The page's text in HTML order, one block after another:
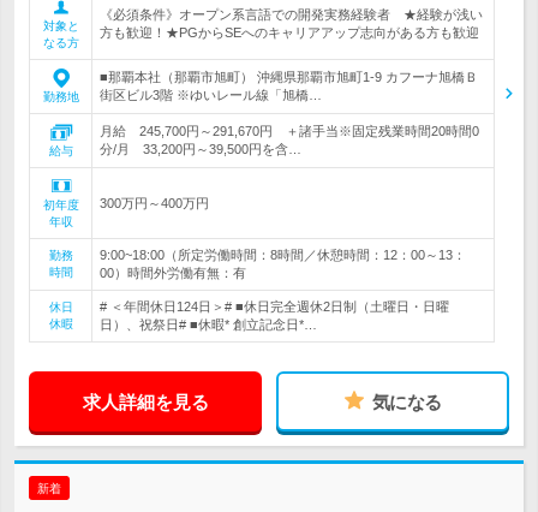
対象と
なる方
《必須条件》オープン系言語での開発実務経験者 ★経験が浅い
方も歓迎！★PGからSEへのキャリアアップ志向がある方も歓迎
勤務地
■那覇本社（那覇市旭町） 沖縄県那覇市旭町1-9 カフーナ旭橋Ｂ
街区ビル3階 ※ゆいレール線「旭橋…
給与
月給 245,700円～291,670円 ＋諸手当※固定残業時間20時間0
分/月 33,200円～39,500円を含…
初年度
年収
300万円～400万円
勤務
時間
9:00~18:00（所定労働時間：8時間／休憩時間：12：00～13：
00）時間外労働有無：有
休日
休暇
# ＜年間休日124日＞# ■休日完全週休2日制（土曜日・日曜
日）、祝祭日# ■休暇* 創立記念日*…
求人詳細を見る 気になる
新着